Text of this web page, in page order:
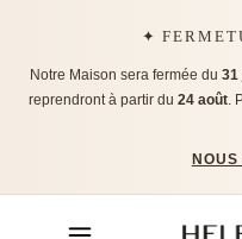
✦
Notre Maison sera fermée du 31
reprendront à partir du 24 août.